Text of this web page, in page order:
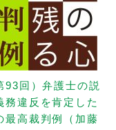
93回）弁護士の説
務違反を肯定した
最高裁判例（加藤